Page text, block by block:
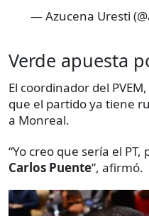
— Azucena Uresti
Verde apuesta
El coordinador del PVEM,
que el partido ya tiene
a Monreal.
“Yo creo que sería el PT,
Carlos Puente”, afirmó.